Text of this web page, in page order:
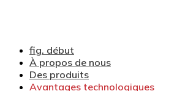
fig. début
À propos de nous
Des produits
Avantages technologiques